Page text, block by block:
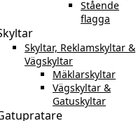
Stående
flagga
Skyltar, Reklamskyltar &
Vägskyltar
Mäklarskyltar
Vägskyltar &
Gatuskyltar